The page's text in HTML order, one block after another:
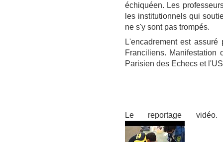
échiquéen. Les
les institutionnels qui
ne s'y sont pas trompés.
L'encadrement est
Franciliens. Manifestation
Parisien des Echecs et
Le reportage